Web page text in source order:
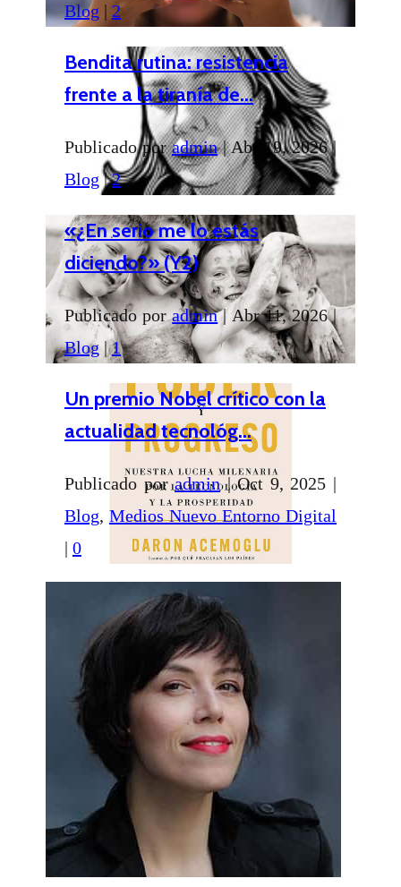
Blog | 2
Bendita rutina: resistencia
frente a la tiranía de...
Publicado poradmin|Abr 19, 2026|
Blog|2
«¿En serio me lo estás
diciendo?» (Y2)
Publicado poradmin| Abr 11, 2026|
Blog |1
Un premio Nobel crítico con la
actualidad tecnológ...
Publicado poradmin|Oct 9, 2025 |
Blog, Medios Nuevo Entorno Digital
| 0